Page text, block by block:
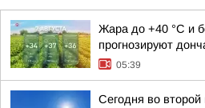
Жара до +40 °С и
прогнозируют
05:39
Сегодня во